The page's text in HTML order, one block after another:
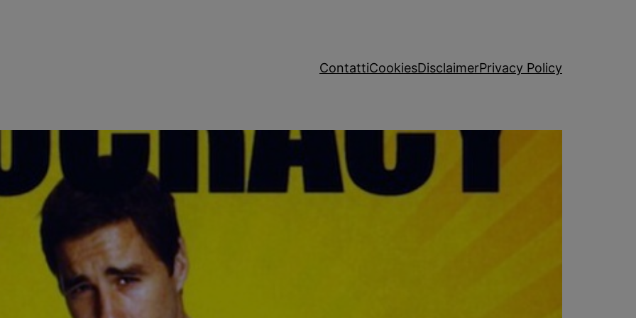
ContattiCookiesDisclaimerPrivacy Policy